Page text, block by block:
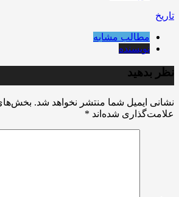
تاریخ
مطالب مشابه
نویسنده
نظر بدهید
نشانی ایمیل شما منتشر نخواهد شد. بخش‌های
علامت‌گذاری شده‌اند *